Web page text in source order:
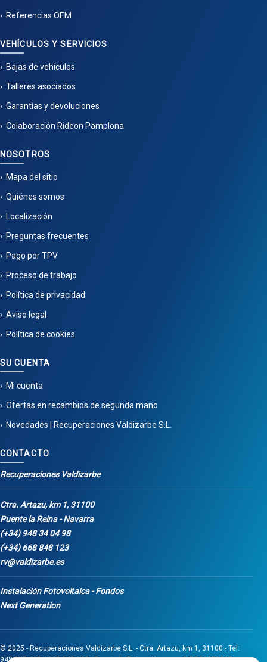
Referencias OEM
VEHÍCULOS Y SERVICIOS
Bajas de vehículos
Talleres asociados
Garantías y devoluciones
Colaboración Rideon Pamplona
NOSOTROS
Mapa del sitio
Quiénes somos
Localización
Preguntas frecuentes
Pago por TPV
Proceso de trabajo
Política de privacidad
Aviso legal
Política de cookies
SU CUENTA
Mi cuenta
Ofertas en recambios de segunda mano
Novedades | Recuperaciones Valdizarbe S.L.
CONTACTO
Recuperaciones Valdizarbe
Ctra. Artazu, km 1, 31100
Puente la Reina - Navarra
(+34) 948 34 04 98
(+34) 668 848 123
rv@valdizarbe.es
Instalación Fotovoltaica - Fondos
Next Generation
© 2025 - Recuperaciones Valdizarbe S.L. - Ctra. Artazu, km 1, 31100 - Tel:
948 340 498 / 668 848 123 - Puente la Reina - Navarra - CIF B31275837.